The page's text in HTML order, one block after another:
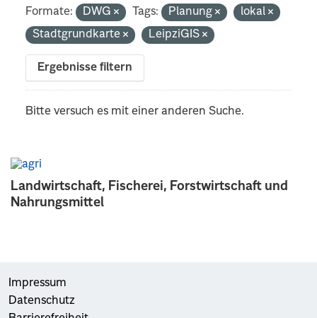
Landwirtschaft, Fischerei, Forstwirtschaft und
Nahrungsmittel
Formate: DWG Tags: Planung
lokal
Stadtgrundkarte
LeipziGIS
Ergebnisse filtern
Bitte versuch es mit einer anderen Suche.
Impressum
Datenschutz